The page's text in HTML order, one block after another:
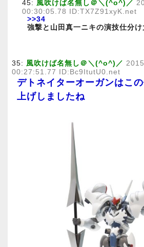
45: 風吹けば名無し＠＼(^o^)／
00:30:05.78 ID:TX7Z91xyK.net
>>34
強撃と山田真一ニキの演技仕分
35: 風吹けば名無し＠＼(^o^)／
00:27:51.77 ID:Bc9ItutU0.net
デトネイターオーガンはこ
上げしましたね